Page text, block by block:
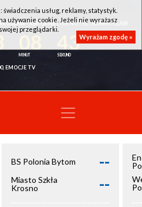
- KSK QEMETICA NOTEĆ INOWROCŁAW
43
EMOCJE TV
BS Polonia Bytom --
Miasto Szkła
Krosno
--
świadczenia usług, reklamy, statystyk.
używanie cookie. Jeżeli nie wyrażasz
przeglądarki.
Wyrażam zgodę »